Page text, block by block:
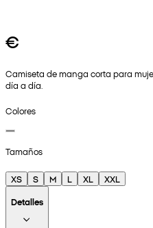
€
Camiseta de manga corta para
día a día.
Colores
Tamaños
XS S M L XL
XXL
Detalles